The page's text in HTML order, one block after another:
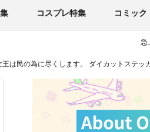
コスプレ特集 コミッ
急
は民の為に尽くします。 ダイカットステッ